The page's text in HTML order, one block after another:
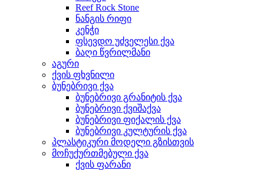
Reef Rock Stone
ნანგის რიფი
კენჭი
ფსევდო უძველესი ქვა
ბაღი წვრილმანი
აგური
ქვის ფხვნილი
ბუნებრივი ქვა
ბუნებრივი გრანიტის ქვა
ბუნებრივი ქვიშაქვა
ბუნებრივი ფიქალის ქვა
ბუნებრივი კულტურის ქვა
პლასტიკური მოდელი გზისთვის
მოჩუქურთმებული ქვა
ქვის ფარანი